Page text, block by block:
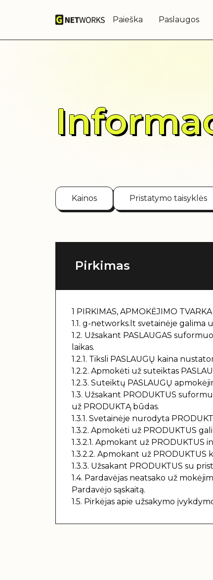
Paieška Paslaugos
Kainos Pristatymo taisyklės
Pirkimas
1 PIRKIMAS, APMOKĖJIMO
1.1. g-networks.lt svetainėje galima
1.2. Užsakant PASLAUGAS
laikas.
1.2.1. Tiksli PASLAUGŲ kaina
1.2.2. Apmokėti už suteiktas
1.2.3. Suteiktų PASLAUGŲ
1.3. Užsakant PRODUKTUS
už PRODUKTĄ būdas.
1.3.1. Svetainėje nurodyta
1.3.2. Apmokėti už PRODUKTUS
1.3.2.1. Apmokant už
1.3.2.2. Apmokant už
1.3.3. Užsakant PRODUKTUS su
1.4. Pardavėjas neatsako už
Pardavėjo sąskaitą.
1.5. Pirkėjas apie užsakymo